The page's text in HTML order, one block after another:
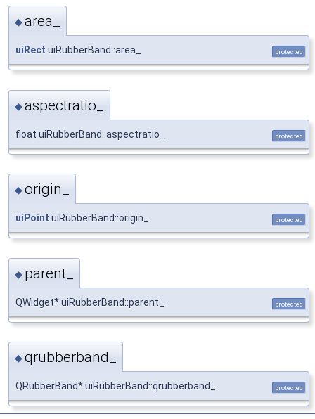
◆area_
uiRect uiRubberBand::area_ protected
◆aspectratio_
float uiRubberBand::aspectratio_ protected
◆origin_
uiPoint uiRubberBand::origin_ protected
◆ parent_
QWidget* uiRubberBand::parent_ protected
◆qrubberband_
QRubberBand* uiRubberBand::qrubberband_ protected